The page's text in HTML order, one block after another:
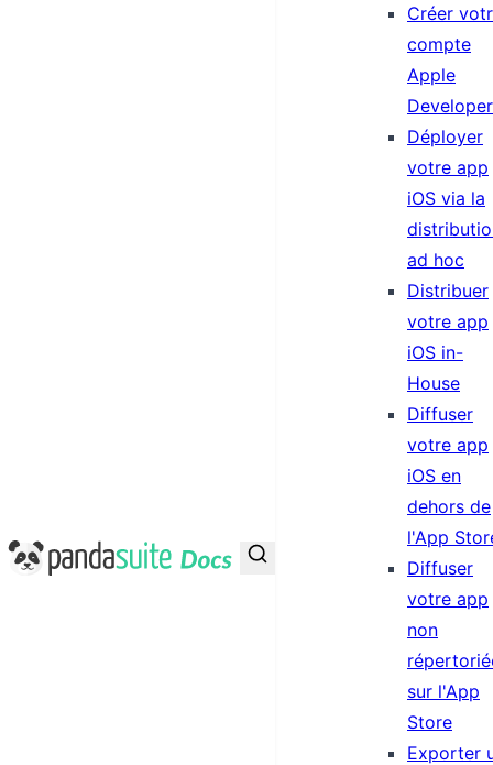
PandaSuite Docs
Créer
compte
Apple
Developer
Déployer
votre app
iOS via la
ad hoc
Distribuer
votre app
iOS in-
House
Diffuser
votre app
iOS en
dehors de
l'App
Diffuser
votre app
non
sur l'App
Store
Exporter